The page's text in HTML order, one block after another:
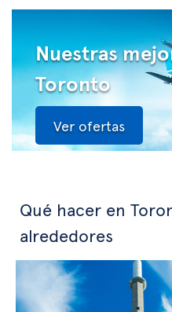
Nuestras
Toronto
Ver ofertas
Qué hacer en
alrededores